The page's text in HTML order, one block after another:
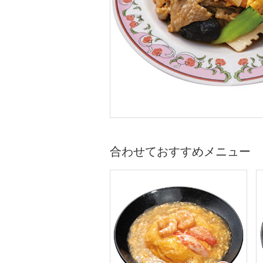
合わせておすすめメニュー